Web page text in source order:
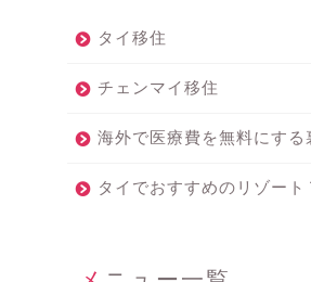
タイ移住
チェンマイ移住
海外で医療費を無料にする
タイでおすすめのリゾート